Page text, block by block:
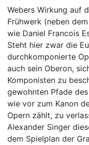
Webers Wirkung auf
Frühwerk (neben
wie Daniel Francois
Steht hier zwar die
durchkomponierte
auch sein Oberon,
Komponisten zu
gewohnten Pfade
wie vor zum Kanon
Opern zählt, zu
Alexander Singer
dem Spielplan der